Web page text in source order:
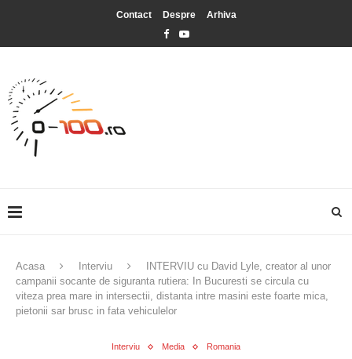
Contact Despre Arhiva
Acasa Interviu
INTERVIU cu David Lyle, creator al unor
campanii socante de siguranta rutiera: In Bucuresti se circula cu
viteza prea mare in intersectii, distanta intre masini este foarte mica,
pietonii sar brusc in fata vehiculelor
Interviu Media Romania